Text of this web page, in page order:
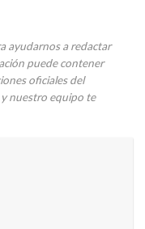
ayudarnos a redactar
puede contener
oficiales del
nuestro equipo te